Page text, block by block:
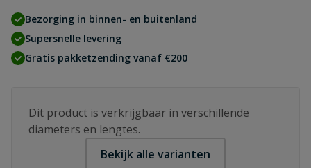
Bezorging in binnen- en buitenland
Supersnelle levering
Gratis pakketzending vanaf €200
Dit product is verkrijgbaar in verschillende
diameters en lengtes.
Bekijk alle varianten